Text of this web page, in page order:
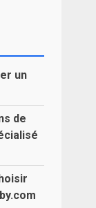
un
de